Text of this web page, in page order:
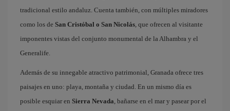
tradicional estilo andaluz. Cuenta también, con múltiples miradores
como los de San Cristóbal o San Nicolás, que ofrecen al visitante
imponentes vistas del conjunto monumental de la Alhambra y el
Generalife.
Además de su innegable atractivo patrimonial, Granada ofrece tres
paisajes en uno: playa, montaña y ciudad. En un mismo día es
posible esquiar en Sierra Nevada, bañarse en el mar y pasear por el